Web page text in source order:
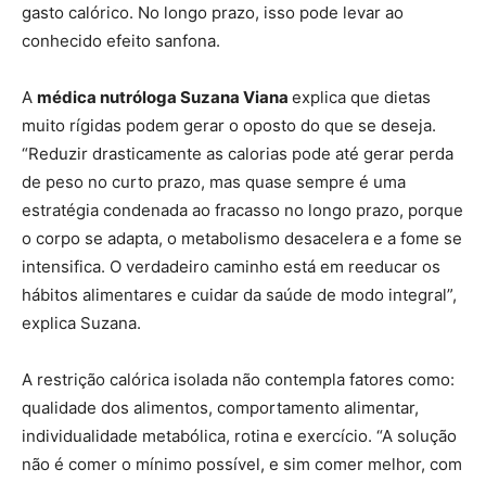
gasto calórico. No longo prazo, isso pode levar ao
conhecido efeito sanfona.
A médica nutróloga Suzana Viana explica que dietas
muito rígidas podem gerar o oposto do que se deseja.
“Reduzir drasticamente as calorias pode até gerar perda
de peso no curto prazo, mas quase sempre é uma
estratégia condenada ao fracasso no longo prazo, porque
o corpo se adapta, o metabolismo desacelera e a fome se
intensifica. O verdadeiro caminho está em reeducar os
hábitos alimentares e cuidar da saúde de modo integral”,
explica Suzana.
A restrição calórica isolada não contempla fatores como:
qualidade dos alimentos, comportamento alimentar,
individualidade metabólica, rotina e exercício. “A solução
não é comer o mínimo possível, e sim comer melhor, com